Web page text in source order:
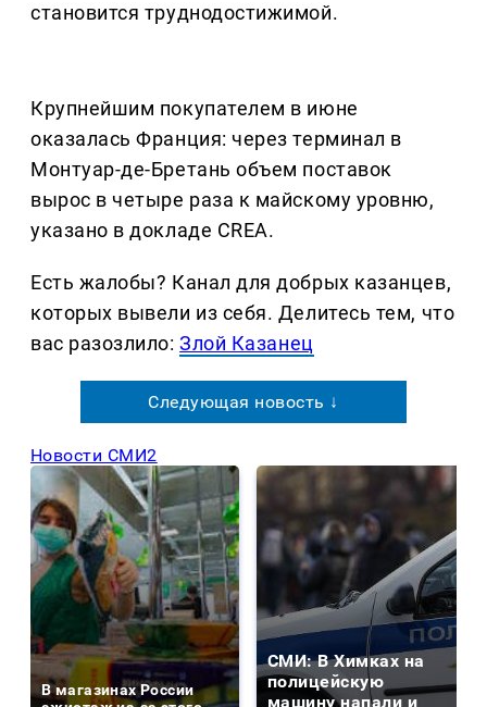
становится труднодостижимой.
Крупнейшим покупателем в июне
оказалась Франция: через терминал в
Монтуар-де-Бретань объем поставок
вырос в четыре раза к майскому уровню,
указано в докладе CREA.
Есть жалобы? Канал для добрых казанцев,
которых вывели из себя. Делитеcь тем, что
вас разозлило:Злой Казанец
Следующая новость ↓
Новости СМИ2
В магазинах России
СМИ: В Химках на
полицейскую
машину напали и